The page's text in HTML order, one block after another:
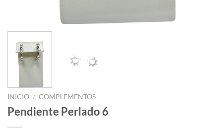
INICIO / COMPLEMENTOS
Pendiente Perlado 6